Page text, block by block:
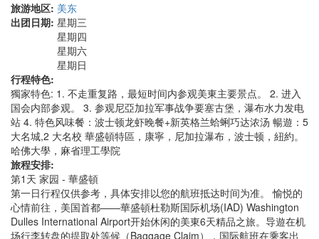
旅游地区: 美东
出团日期: 星期三
星期四
星期六
星期日
行程特色:
獨家特色: 1. 不走重复路，最短时间内参观美東主要景点。 2. 进入
国会内部参观。 3. 参观尼亞加拉军事战争要塞古堡，瀑布水力发电
站 4. 特色风味餐：波士顿龙虾晚餐+新英格兰蛤蜊巧达浓汤 暢遊：5
大名城,2 大名校 華盛頓特區，康寧，尼加拉瀑布，波士顿，紐約。
哈佛大學，麻省理工學院
旅程安排:
第1天 家园 - 華盛頓
第一日行程仅供参考，具体安排以您的航班抵达时间为准。 愉悦的
心情前往，美国首都——華盛頓杜勒斯国际机场(IAD) Washington
Dulles International Airport开始休闲的美東6天精品之旅。导遊在机
场行李转盘的提取处等候（Baggage Claim），国际航班在乘客出